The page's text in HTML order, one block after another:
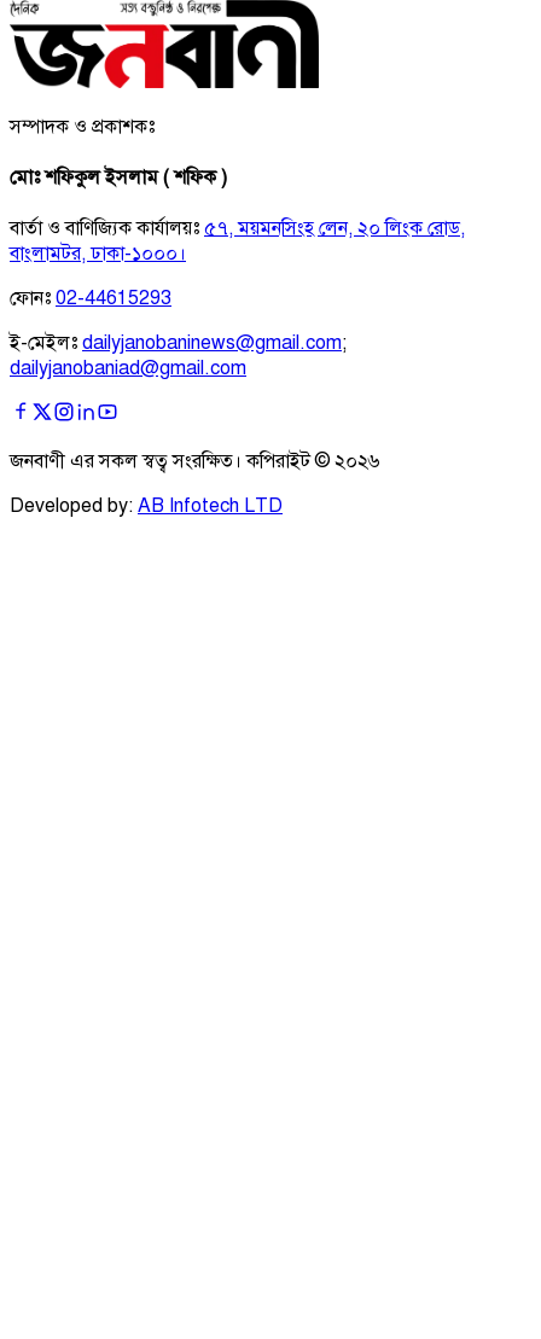
সম্পাদক ও প্রকাশকঃ
মোঃ শফিকুল ইসলাম ( শফিক )
বার্তা ও বাণিজ্যিক কার্যালয়ঃ ৫৭, ময়মনসিংহ লেন, ২০ লিংক রোড,
বাংলামটর, ঢাকা-১০০০।
ফোনঃ 02-44615293
ই-মেইলঃ dailyjanobaninews@gmail.com;
dailyjanobaniad@gmail.com
জনবাণী এর সকল স্বত্ব সংরক্ষিত। কপিরাইট © ২০২৬
Developed by: AB Infotech LTD